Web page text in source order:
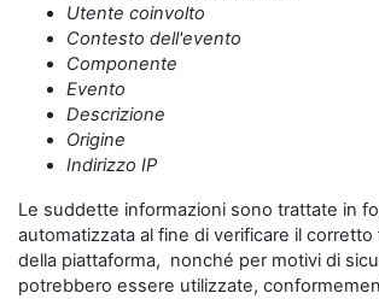
Utente coinvolto
Contesto dell'evento
Componente
Evento
Descrizione
Origine
Indirizzo IP
Le suddette informazioni sono trattate in
automatizzata al fine di verificare il
della piattaforma, nonché per motivi di
potrebbero essere utilizzate,